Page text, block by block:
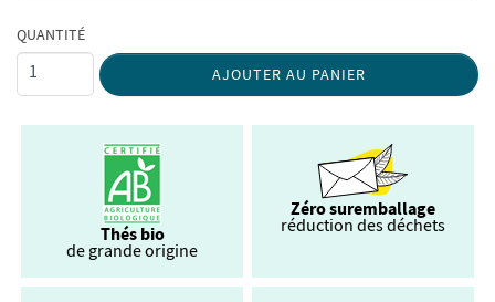
QUANTITÉ
AJOUTER AU PANIER
Thés bio
de grande origine
Zéro suremballage
réduction des déchets